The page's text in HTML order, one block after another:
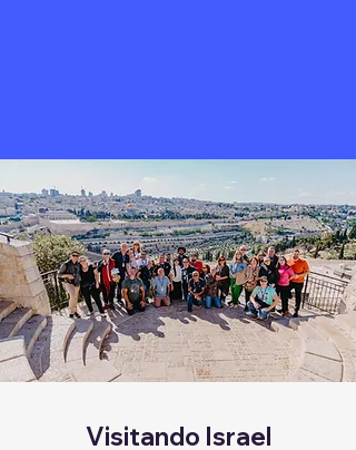
Visitando Israel